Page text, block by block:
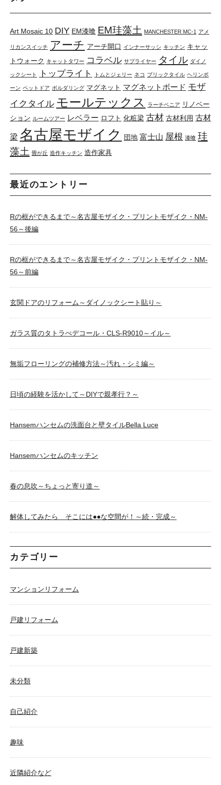
Art Mosaic 10 DIY EM漆喰 EM珪藻土 MANCHESTER MC-1 アメ
リカンスイッチ アーチ アーチ開口 インナーサッシ キッチン キャッ
トウォーク キャットタワー コラベル サプライヤー タイル ダイノ
ックシート トップライト トムとジェリー ネコ ブリックタイル ヘリンボ
ーン ペットドア ボルダリング マグネット マグネットボード モザ
イクタイル モールテックス ラーチベニア
リノベー
ション ルームツアー レベラー ロフト 化粧梁 古材 古材利用 古材
梁 名古屋モザイク 団地 富士山 屋根 漆喰 珪
藻土 畳が丘 造作キッチン 造作家具
最近のエントリー
Rの框ができるまで～名古屋モザイク・プリントモザイク・NM-
56～後編
Rの框ができるまで～名古屋モザイク・プリントモザイク・NM-
56～前編
玄関ドアのリフォーム～ダイノックシート貼り～
ガラス質のタトラぺデコール・CLS-R9010～イル～
無垢フローリングの補修方法～汚れ・シミ編～
日頃の経験を活かして～DIYで親孝行？～
Hansemハンセムの洗面台と壁タイルBella Luce
Hansemハンセムのキッチン
春の息吹～ちょっと寄り道～
解体してみたら そこには●●な空間が！～続・完成～
カテゴリー
マンションリフォーム
戸建リフォーム
戸建新築
未分類
自己紹介
趣味
近隣紹介など